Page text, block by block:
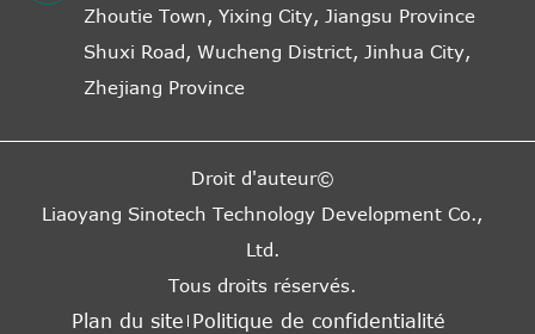
Zhoutie Town, Yixing City, Jiangsu Province
Shuxi Road, Wucheng District, Jinhua City,
Zhejiang Province
Droit d'auteur©
Liaoyang Sinotech Technology Development Co.,
Ltd.
Tous droits réservés.
Plan du site Politique de confidentialité